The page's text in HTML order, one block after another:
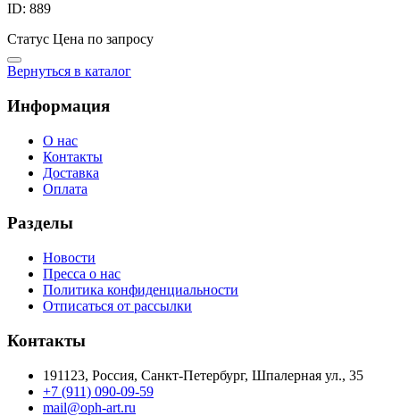
ID: 889
Статус Цена по запросу
Вернуться в каталог
Информация
О нас
Контакты
Доставка
Оплата
Разделы
Новости
Пресса о нас
Политика конфиденциальности
Отписаться от рассылки
Контакты
191123, Россия, Санкт-Петербург, Шпалерная ул., 35
+7 (911) 090-09-59
mail@oph-art.ru